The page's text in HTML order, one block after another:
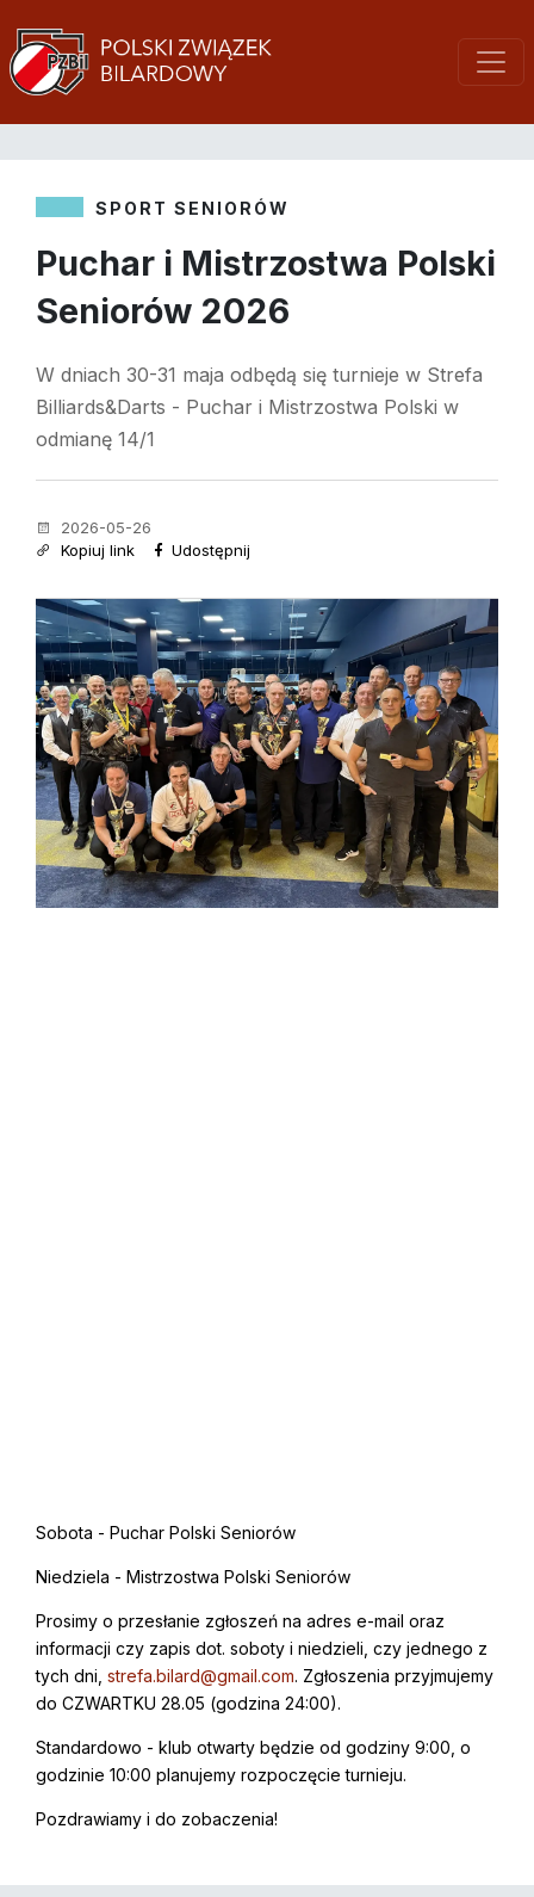
SPORT SENIORÓW
Puchar i Mistrzostwa Polski
Seniorów 2026
W dniach 30-31 maja odbędą się turnieje w Strefa
Billiards&Darts - Puchar i Mistrzostwa Polski w
odmianę 14/1
2026-05-26
Kopiuj link
Udostępnij
Sobota - Puchar Polski Seniorów
Niedziela - Mistrzostwa Polski Seniorów
Prosimy o przesłanie zgłoszeń na adres e-mail oraz
informacji czy zapis dot. soboty i niedzieli, czy jednego z
tych dni, strefa.bilard@gmail.com. Zgłoszenia przyjmujemy
do CZWARTKU 28.05 (godzina 24:00).
Standardowo - klub otwarty będzie od godziny 9:00, o
godzinie 10:00 planujemy rozpoczęcie turnieju.
Pozdrawiamy i do zobaczenia!